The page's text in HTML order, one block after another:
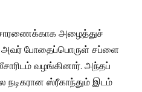
அழைத்துச்
அவர் போதைப்பொருள் சப்ளை
வழங்கினார். அந்தப்
நடிகரான ஸ்ரீகாந்தும் இடம்